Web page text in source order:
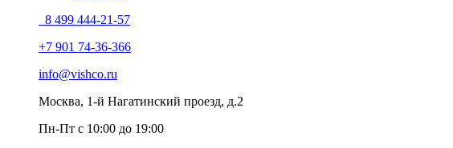
8 499 444-21-57
+7 901 74-36-366
info@vishco.ru
Москва, 1-й Нагатинский проезд, д.2
Пн-Пт с 10:00 до 19:00